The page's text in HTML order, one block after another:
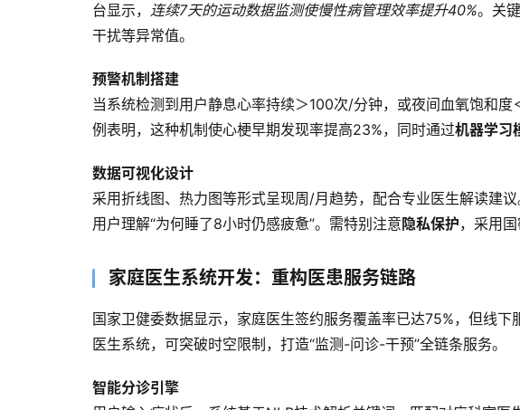
台显示， 连续7天的运动数据监测使慢性病管理效率提升40%。关
干扰等异常值。
预警机制搭建
当系统检测到用户静息心率持续＞100次/分钟，或夜间血氧饱和
例表明，这种机制使心梗早期发现率提高23%，同时通过机器学习
数据可视化设计
采用折线图、热力图等形式呈现周/月趋势，配合专业医生解读建
用户理解“为何睡了8小时仍感疲惫”。需特别注意隐私保护，采用
家庭医生系统开发：重构医患服务链路
国家卫健委数据显示，家庭医生签约服务覆盖率已达75%，但线
医生系统，可突破时空限制，打造“监测-问诊-干预”全链条服务。
智能分诊引擎